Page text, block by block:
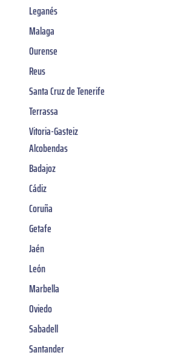
Leganés
Malaga
Ourense
Reus
Santa Cruz de Tenerife
Terrassa
Vitoria-Gasteiz
Alcobendas
Badajoz
Cádiz
Coruña
Getafe
Jaén
León
Marbella
Oviedo
Sabadell
Santander